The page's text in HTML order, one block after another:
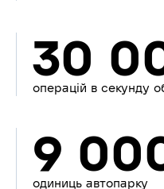
30
операцій в секунду
9
одиниць автопарку